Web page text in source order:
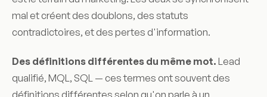
mal et créent des doublons, des statuts
contradictoires, et des pertes d'information.
Des définitions différentes du même mot. Lead
qualifié, MQL, SQL — ces termes ont souvent des